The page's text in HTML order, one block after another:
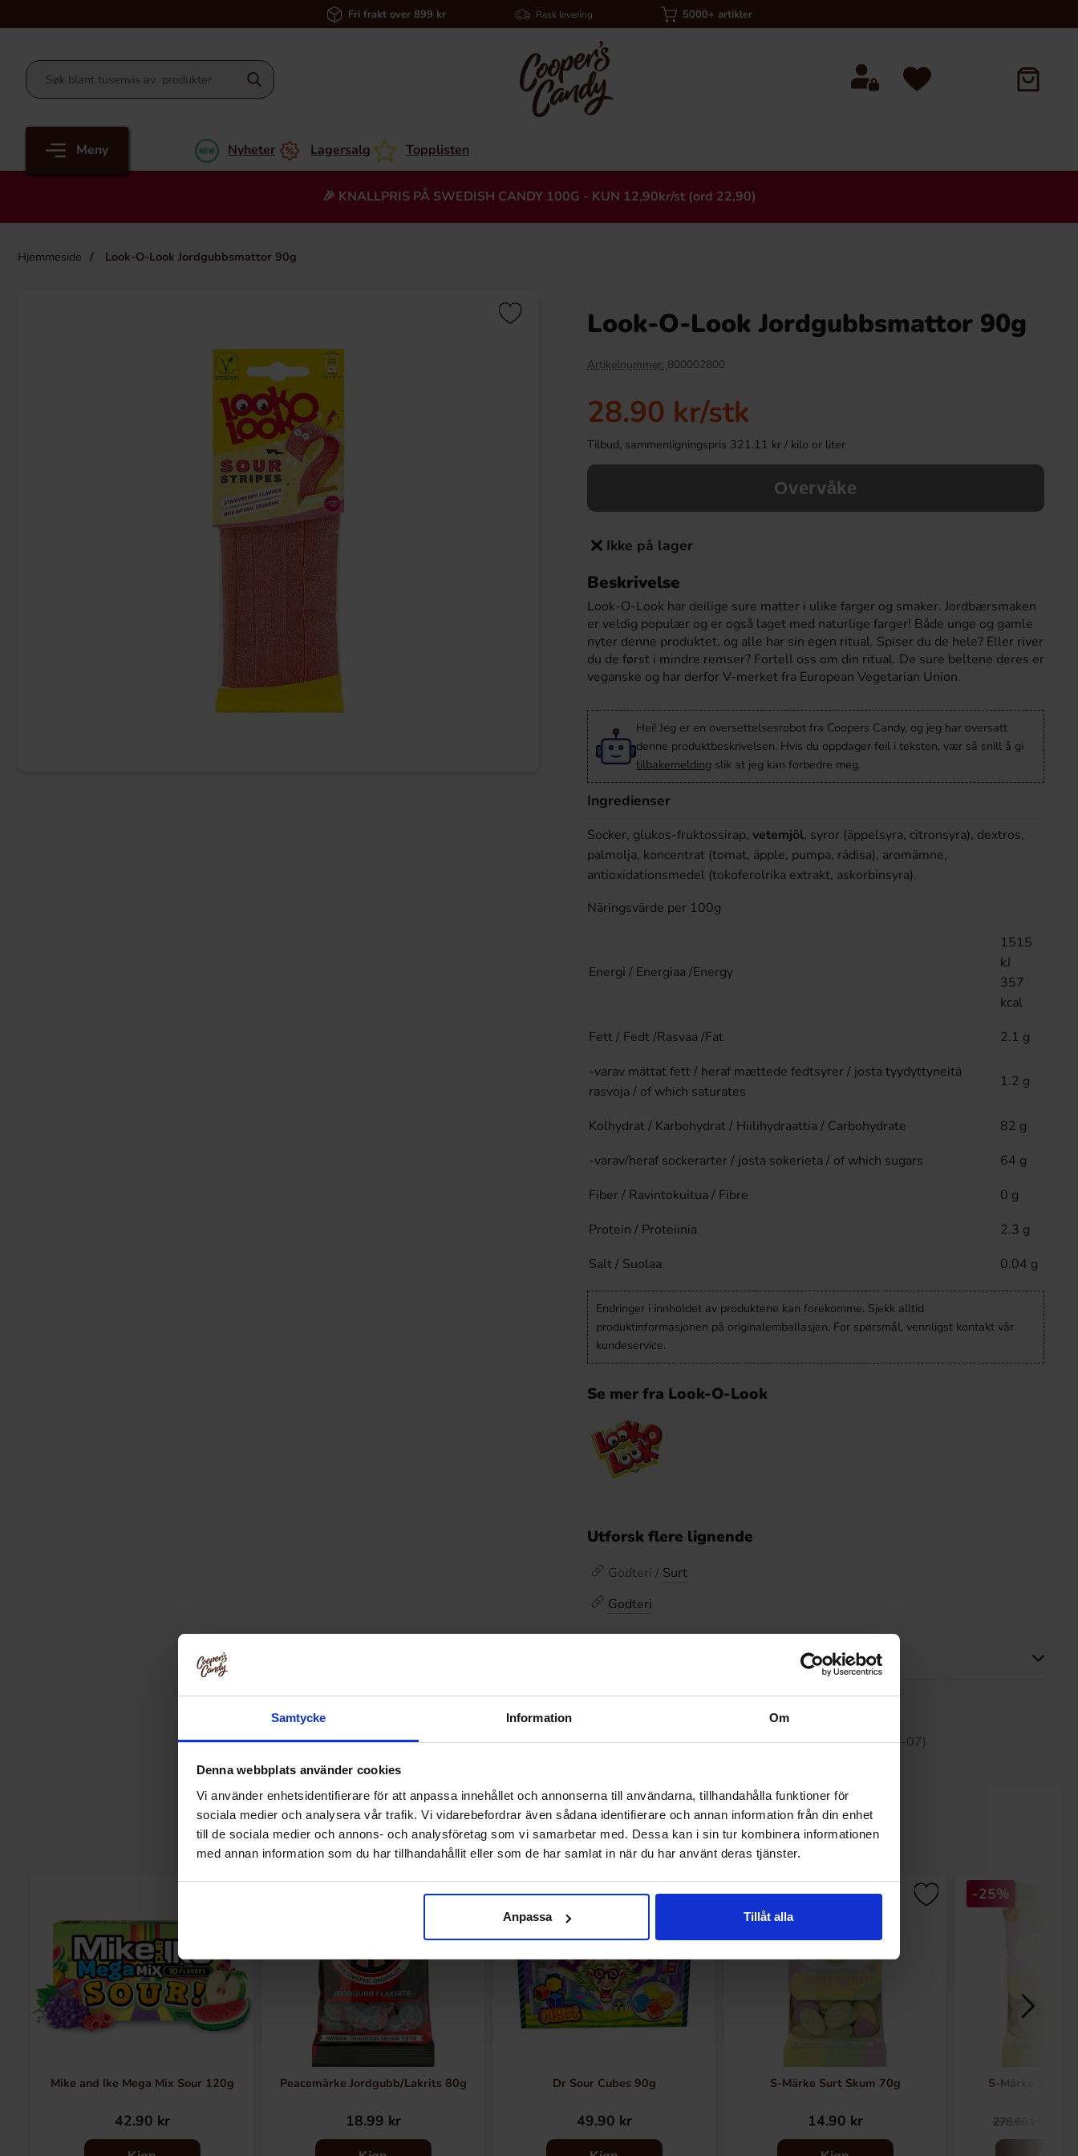
Samtycke Information Om
Denna webbplats använder cookies
Vi använder enhetsidentifierare för att anpassa innehållet och annonserna till användarna, tillhandahålla funktioner för
sociala medier och analysera vår trafik. Vi vidarebefordrar även sådana identifierare och annan information från din enhet
till de sociala medier och annons- och analysföretag som vi samarbetar med. Dessa kan i sin tur kombinera informationen
med annan information som du har tillhandahållit eller som de har samlat in när du har använt deras tjänster.
Anpassa Tillåt alla
Fri frakt over 899 kr Rask levering 5000+ artikler
Meny Nyheter Lagersalg Topplisten
🎉 KNALLPRIS PÅ SWEDISH CANDY 100G - KUN 12,90kr/st (ord 22,90)
Hjemmeside Look-O-Look Jordgubbsmattor 90g
Heading
Nerds Gummy Clusters Very Berry 113g
Köp
Coca-Cola Zero Sugar 33cl x 20st (helt
brett)
349.90 kr 29.90 kr
Köp
38.90
Köp
Look-O-Look Jordgubbsmattor 90g
Artikelnummer: 800002800
28.90 kr/stk
Tilbud, sammenligningspris 321.11 kr / kilo or liter
Overvåke
Ikke på lager
Beskrivelse
Look-O-Look har deilige sure matter i ulike farger og smaker. Jordbærsmaken
er veldig populær og er også laget med naturlige farger! Både unge og gamle
nyter denne produktet, og alle har sin egen ritual. Spiser du de hele? Eller river
du de først i mindre remser? Fortell oss om din ritual. De sure beltene deres er
veganske og har derfor V-merket fra European Vegetarian Union.
Hei! Jeg er en oversettelsesrobot fra Coopers Candy, og jeg har oversatt
denne produktbeskrivelsen. Hvis du oppdager feil i teksten, vær så snill å gi
tilbakemelding slik at jeg kan forbedre meg.
Ingredienser
Socker, glukos-fruktossirap, vetemjöl, syror (äppelsyra, citronsyra), dextros,
palmolja, koncentrat (tomat, äpple, pumpa, rädisa), aromämne,
antioxidationsmedel (tokoferolrika extrakt, askorbinsyra).
Näringsvärde per 100g
Energi / Energiaa /Energy
1515
kJ
357
kcal
Fett / Fedt /Rasvaa /Fat
2.1 g
-varav mättat fett / heraf mættede fedtsyrer / josta tyydyttyneitä
rasvoja / of which saturates
1.2 g
Kolhydrat / Karbohydrat / Hiilihydraattia / Carbohydrate
82 g
-varav/heraf sockerarter / josta sokerieta / of which sugars
64 g
Fiber / Ravintokuitua / Fibre
0 g
Protein / Proteiinia
2.3 g
Salt / Suolaa
0.04 g
Endringer i innholdet av produktene kan forekomme. Sjekk alltid
produktinformasjonen på originalemballasjen. For spørsmål, vennligst kontakt vår
kundeservice.
Se mer fra Look-O-Look
Utforsk flere lignende
Godteri / Surt
Godteri
Dette produktet har ingen anmeldelser
Laveste pris de siste 30 dagene er 28.90 kr (2026-08-07)
Relaterte produkter
Mike and Ike Mega Mix Sour 120g
42.90 kr
Peacemärke Jordgubb/Lakrits 80g
18.99 kr
Dr Sour Cubes 90g
49.90 kr
S-Märke Surt Skum 70g
14.90 kr
-25%
S-Märke Surt
278.60 kr